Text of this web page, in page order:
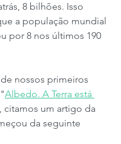
8 bilhões. Isso
a população mundial
por 8 nos últimos 190
nossos primeiros
Albedo. A Terra está
citamos um artigo da
da seguinte